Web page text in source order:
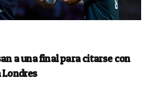
a una final para citarse con
Londres